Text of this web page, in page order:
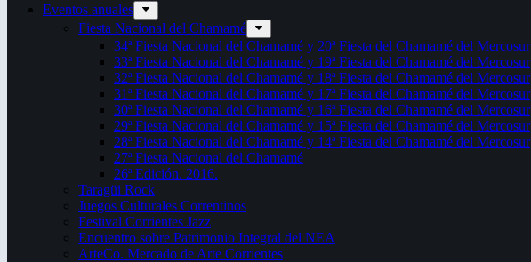
Eventos anuales
Fiesta Nacional del Chamamé
34ª Fiesta Nacional del Chamamé y 20ª Fiesta del Chamamé del Mercosur
33ª Fiesta Nacional del Chamamé y 19ª Fiesta del Chamamé del Mercosur
32ª Fiesta Nacional del Chamamé y 18ª Fiesta del Chamamé del Mercosur
31ª Fiesta Nacional del Chamamé y 17ª Fiesta del Chamamé del Mercosur
30ª Fiesta Nacional del Chamamé y 16ª Fiesta del Chamamé del Mercosur
29ª Fiesta Nacional del Chamamé y 15ª Fiesta del Chamamé del Mercosur
28ª Fiesta Nacional del Chamamé y 14ª Fiesta del Chamamé del Mercosur
27ª Fiesta Nacional del Chamamé
26ª Edición. 2016.
Taragüi Rock
Juegos Culturales Correntinos
Festival Corrientes Jazz
Encuentro sobre Patrimonio Integral del NEA
ArteCo. Mercado de Arte Corrientes